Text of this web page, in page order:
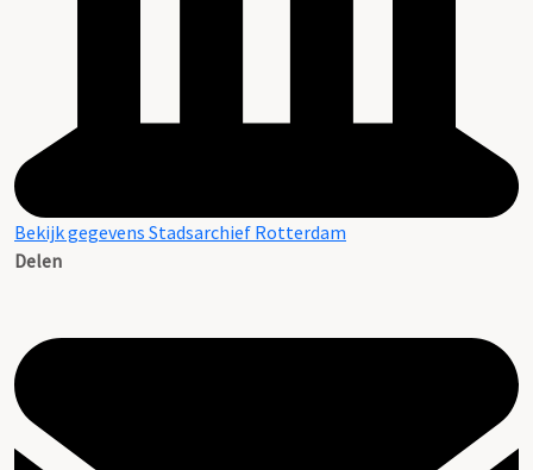
Bekijk gegevens Stadsarchief Rotterdam
Delen